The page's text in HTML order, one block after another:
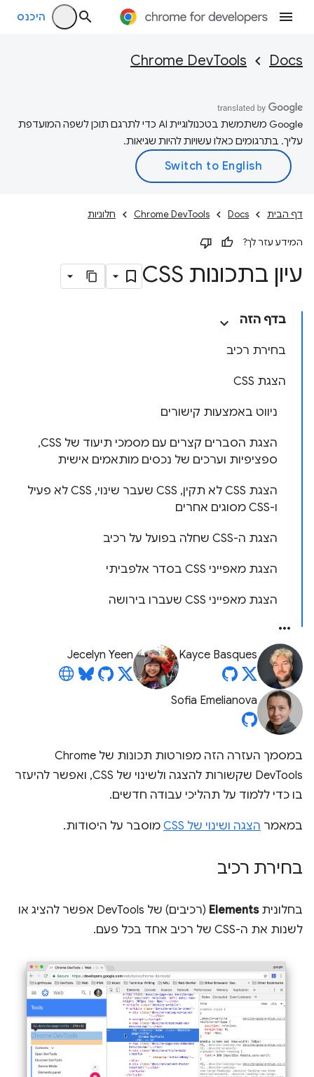
היכנס
Docs
Chrome DevTools
‫Google משתמשת בטכנולוגיית AI כדי לתרגם תוכן לשפה המועדפת
עליך. בתרגומים כאלו עשויות להיות שגיאות.
דף הבית Docs
Chrome DevTools חלוניות
המידע עזר לך?
עיון בתכונות CSS
בדף הזה
בחירת רכיב
הצגת CSS
ניווט באמצעות קישורים
הצגת הסברים קצרים עם מסמכי תיעוד של CSS,
ספציפיות וערכים של נכסים מותאמים אישית
הצגת CSS לא תקין, CSS שעבר שינוי, CSS לא פעיל
ו-CSS מסוגים אחרים
הצגת ה-CSS שחלה בפועל על רכיב
הצגת מאפייני CSS בסדר אלפביתי
הצגת מאפייני CSS שעברו בירושה
Kayce Basques
Jecelyn Yeen
Sofia Emelianova
במסמך העזרה הזה מפורטות תכונות של Chrome
DevTools שקשורות להצגה ולשינוי של CSS, ואפשר להיעזר
בו כדי ללמוד על תהליכי עבודה חדשים.
במאמר הצגה ושינוי של CSS מוסבר על היסודות.
בחירת רכיב
בחלוניתElements
(רכיבים) של DevTools אפשר להציג או
לשנות את ה-CSS של רכיב אחד בכל פעם.